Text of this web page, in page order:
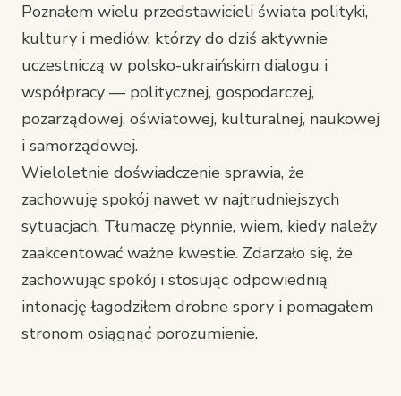
Poznałem wielu przedstawicieli świata polityki,
kultury i mediów, którzy do dziś aktywnie
uczestniczą w polsko-ukraińskim dialogu i
współpracy — politycznej, gospodarczej,
pozarządowej, oświatowej, kulturalnej, naukowej
i samorządowej.
Wieloletnie doświadczenie sprawia, że
zachowuję spokój nawet w najtrudniejszych
sytuacjach. Tłumaczę płynnie, wiem, kiedy należy
zaakcentować ważne kwestie. Zdarzało się, że
zachowując spokój i stosując odpowiednią
intonację łagodziłem drobne spory i pomagałem
stronom osiągnąć porozumienie.